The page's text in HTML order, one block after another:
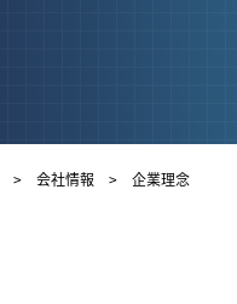
> 会社情報 > 企業理念